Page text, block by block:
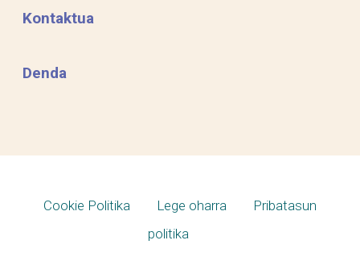
Kontaktua
Denda
Cookie Politika Lege oharra
Pribatasun
politika